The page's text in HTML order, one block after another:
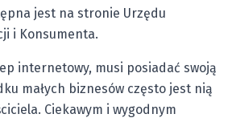
jest na stronie Urzędu
i Konsumenta.
internetowy, musi posiadać swoją
małych biznesów często jest nią
Ciekawym i wygodnym